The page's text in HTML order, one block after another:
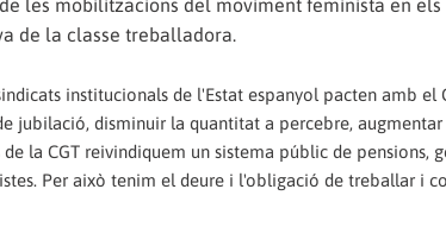
les mobilitzacions del moviment feminista en
de la classe treballadora.
institucionals de l'Estat espanyol pacten amb
jubilació, disminuir la quantitat a percebre,
la CGT reivindiquem un sistema públic de pensions,
Per això tenim el deure i l'obligació de treballar i